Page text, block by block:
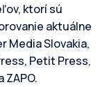
ktorí sú
aktuálne
Media Slovakia,
Petit Press,
ZAPO.